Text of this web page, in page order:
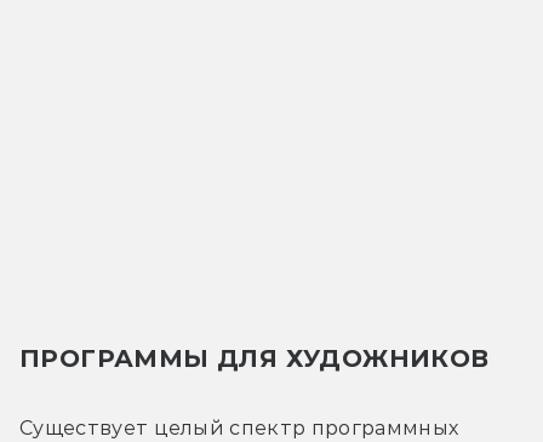
ПРОГРАММЫ ДЛЯ ХУДОЖНИКОВ
Существует целый спектр программных